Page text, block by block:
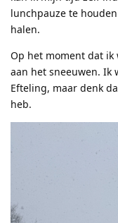
lunchpauze te
halen.
Op het moment dat
aan het sneeuwen. Ik
Efteling, maar denk
heb.